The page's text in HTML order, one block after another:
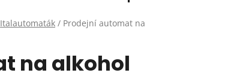
Italautomaták / Prodejní automat na
na alkohol